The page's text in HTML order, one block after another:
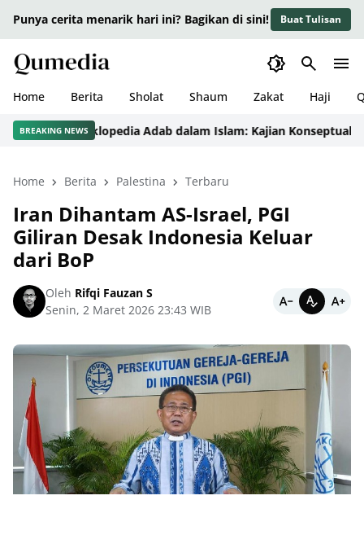
Punya cerita menarik hari ini? Bagikan di sini! Buat Tulisan
Home Berita Sholat Shaum Zakat Haji
BREAKING NEWS
Ensiklopedia Adab dalam Islam: Kajian Konseptual,
Home Berita Palestina Terbaru
Iran Dihantam AS-Israel, PGI
Giliran Desak Indonesia Keluar
dari BoP
Oleh Rifqi Fauzan S
Senin, 2 Maret 2026 23:43 WIB